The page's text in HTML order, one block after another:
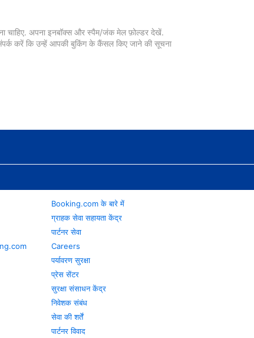
चाहिए. अपना इनबॉक्स और स्पैम/जंक मेल फ़ोल्डर देखें.
करें कि उन्हें आपकी बुकिंग के कैंसल किए जाने की सूचना
Booking.com के बारे में
ग्राहक सेवा सहायता केंद्र
पार्टनर सेवा
Careers
पर्यावरण सुरक्षा
प्रेस सेंटर
सुरक्षा संसाधन केंद्र
निवेशक संबंध
सेवा की शर्तें
पार्टनर विवाद